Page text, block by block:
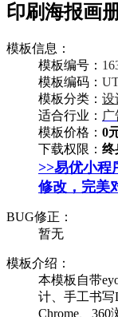
印刷海报画
模板信息：
模板编号：
模板编码：
模板分类： 设
适合行业：
模板价格： 0
下载权限： 终
>>易优小程
修改，完美
BUG修正：
暂无
模板介绍：
本模板自带
计、手工书写
Chrome、